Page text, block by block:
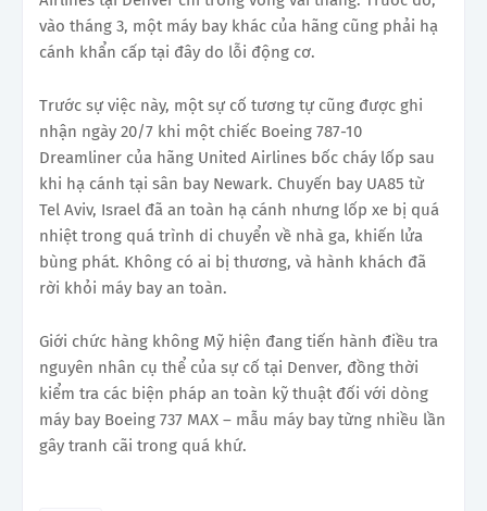
vào tháng 3, một máy bay khác của hãng cũng phải hạ
cánh khẩn cấp tại đây do lỗi động cơ.
Trước sự việc này, một sự cố tương tự cũng được ghi
nhận ngày 20/7 khi một chiếc Boeing 787-10
Dreamliner của hãng United Airlines bốc cháy lốp sau
khi hạ cánh tại sân bay Newark. Chuyến bay UA85 từ
Tel Aviv, Israel đã an toàn hạ cánh nhưng lốp xe bị quá
nhiệt trong quá trình di chuyển về nhà ga, khiến lửa
bùng phát. Không có ai bị thương, và hành khách đã
rời khỏi máy bay an toàn.
Giới chức hàng không Mỹ hiện đang tiến hành điều tra
nguyên nhân cụ thể của sự cố tại Denver, đồng thời
kiểm tra các biện pháp an toàn kỹ thuật đối với dòng
máy bay Boeing 737 MAX – mẫu máy bay từng nhiều lần
gây tranh cãi trong quá khứ.